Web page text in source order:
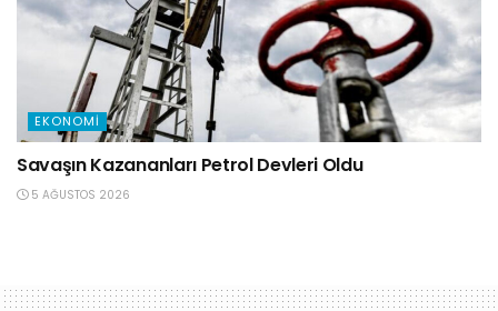
EKONOMI
Savaşın Kazananları Petrol Devleri Oldu
5 AĞUSTOS 2026